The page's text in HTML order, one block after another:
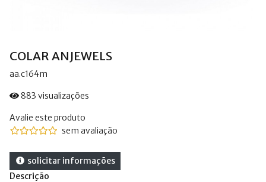
COLAR ANJEWELS
aa.c164m
883 visualizações
Avalie este produto
sem avaliação
solicitar informações
Descrição